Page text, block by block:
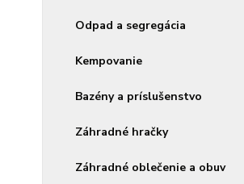
Odpad a segregácia
Kempovanie
Bazény a príslušenstvo
Záhradné hračky
Záhradné oblečenie a obuv